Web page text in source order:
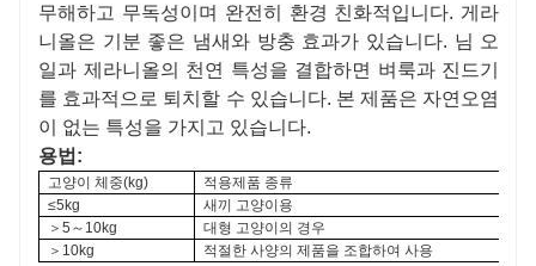
무해하고 무독성이며 완전히 환경 친화적입니다. 게라
니올은 기분 좋은 냄새와 방충 효과가 있습니다. 님 오
일과 제라니올의 천연 특성을 결합하면 벼룩과 진드기
를 효과적으로 퇴치할 수 있습니다. 본 제품은 자연오염
이 없는 특성을 가지고 있습니다.
용법:
고양이 체중(kg)
적용제품 종류
≤5kg
새끼 고양이용
＞ 5 ～ 10kg
대형 고양이의 경우
＞ 10kg 적절한 사양의 제품을 조합하여 사용